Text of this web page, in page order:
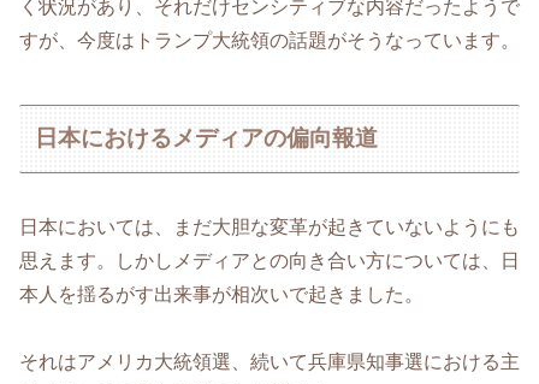
く状況があり、それだけセンシティブな内容だったようで
すが、今度はトランプ大統領の話題がそうなっています。
日本におけるメディアの偏向報道
日本においては、まだ大胆な変革が起きていないようにも
思えます。しかしメディアとの向き合い方については、日
本人を揺るがす出来事が相次いで起きました。
それはアメリカ大統領選、続いて兵庫県知事選における主